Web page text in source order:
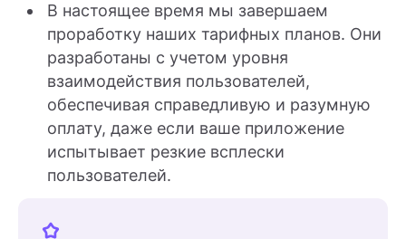
В настоящее время мы завершаем
проработку наших тарифных планов. Они
разработаны с учетом уровня
взаимодействия пользователей,
обеспечивая справедливую и разумную
оплату, даже если ваше приложение
испытывает резкие всплески
пользователей.